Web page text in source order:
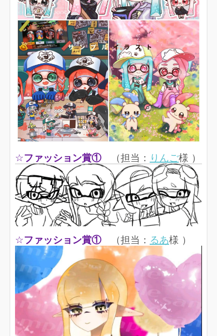
☆ファッション賞①（担当： りんご様 ）
☆ファッション賞①（担当： るあ様 ）